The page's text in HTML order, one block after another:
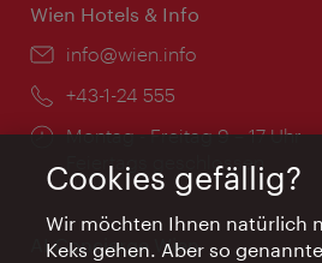
Wien Hotels & Info
Email:
info@wien.info
Telefon:
+43-1-24 555
Öffnungszeiten:
Montag - Freitag 9 – 17 Uhr
Feiertags geschlossen
AI Concierge Wien
Cookies gefällig?
Wir möchten Ihnen natürlich
Keks gehen. Aber so